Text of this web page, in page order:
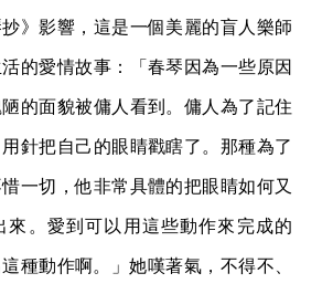
》影響，這是一個美麗的盲人樂師
的愛情故事：「春琴因為一些原因
的面貌被傭人看到。傭人為了記住
針把自己的眼睛戳瞎了。那種為了
一切，他非常具體的把眼睛如何又
來。愛到可以用這些動作來完成的
種動作啊。」她嘆著氣，不得不、